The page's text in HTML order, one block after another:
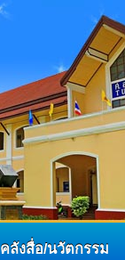
คลังสื่อ/นวัตกรรม